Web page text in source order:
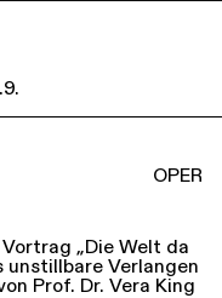
OPER
Vortrag „Die Welt da
unstillbare Verlangen
Prof. Dr. Vera King